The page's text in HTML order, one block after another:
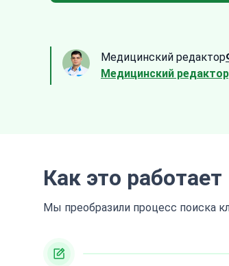
Медицинский редактор
Медицинский
Как это работает
Мы преобразили процесс поиска